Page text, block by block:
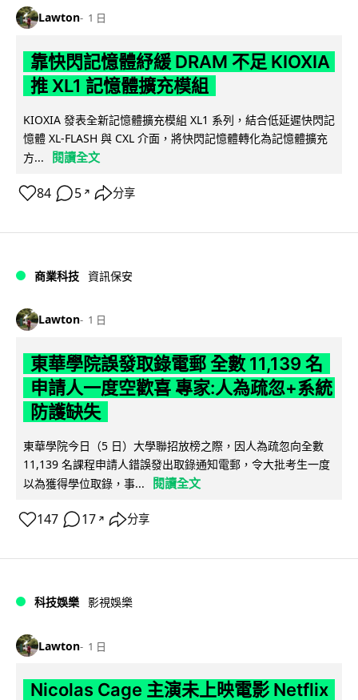
Lawton 1 日
靠快閃記憶體紓緩 DRAM 不足 KIOXIA
推 XL1 記憶體擴充模組
KIOXIA 發表全新記憶體擴充模組 XL1 系列，結合低延遲快閃記
憶體 XL-FLASH 與 CXL 介面，將快閃記憶體轉化為記憶體擴充
方...
閱讀全文
84 5 ↗ 分享
商業科技 資訊保安
Lawton 1 日
東華學院誤發取錄電郵 全數 11,139 名
申請人一度空歡喜 專家:人為疏忽+系統
防護缺失
東華學院今日（5 日）大學聯招放榜之際，因人為疏忽向全數
11,139 名課程申請人錯誤發出取錄通知電郵，令大批考生一度
以為獲得學位取錄，事...
閱讀全文
147 17 ↗ 分享
科技娛樂 影視娛樂
Lawton 1 日
Nicolas Cage 主演未上映電影 Netflix